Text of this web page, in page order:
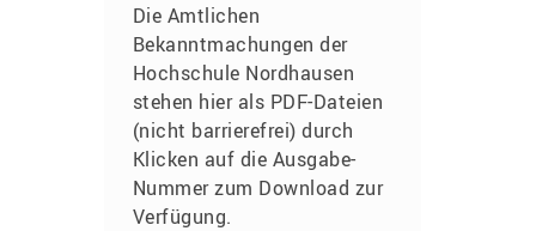
Die Amtlichen
Bekanntmachungen der
Hochschule Nordhausen
stehen hier als PDF-Dateien
(nicht barrierefrei) durch
Klicken auf die Ausgabe-
Nummer zum Download zur
Verfügung.